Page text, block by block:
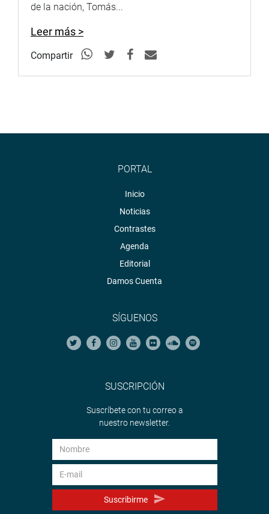
de la nación, Tomás...
Leer más >
Compartir
PORTAL
Inicio
Noticias
Contrastes
Agenda
Editorial
Damos Cuenta
SÍGUENOS
SUSCRIPCIÓN
Suscríbete con tu correo a
nuestro newsletter.
Suscribirme